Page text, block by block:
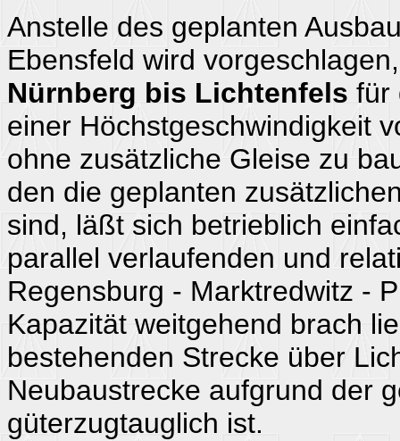
Anstelle des geplanten
Ebensfeld wird
Nürnberg bis Lichtenfels für
einer Höchstgeschwindigkeit
ohne zusätzliche Gleise zu
den die geplanten
sind, läßt sich betrieblich
parallel verlaufenden und
Regensburg - Marktredwitz -
Kapazität weitgehend brach
bestehenden Strecke über
Neubaustrecke aufgrund der
güterzugtauglich ist.